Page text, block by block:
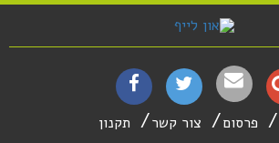
פרסום צור קשר תקנון